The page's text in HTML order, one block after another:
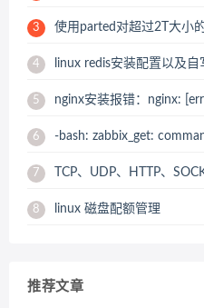
3 使用parted对超过2T大小
4 linux redis安装配置以及
5 nginx安装报错：nginx: [error] invalid PID
6 -bash: zabbix_get: command
7 TCP、UDP、HTTP、
8 linux 磁盘配额管理
推荐文章